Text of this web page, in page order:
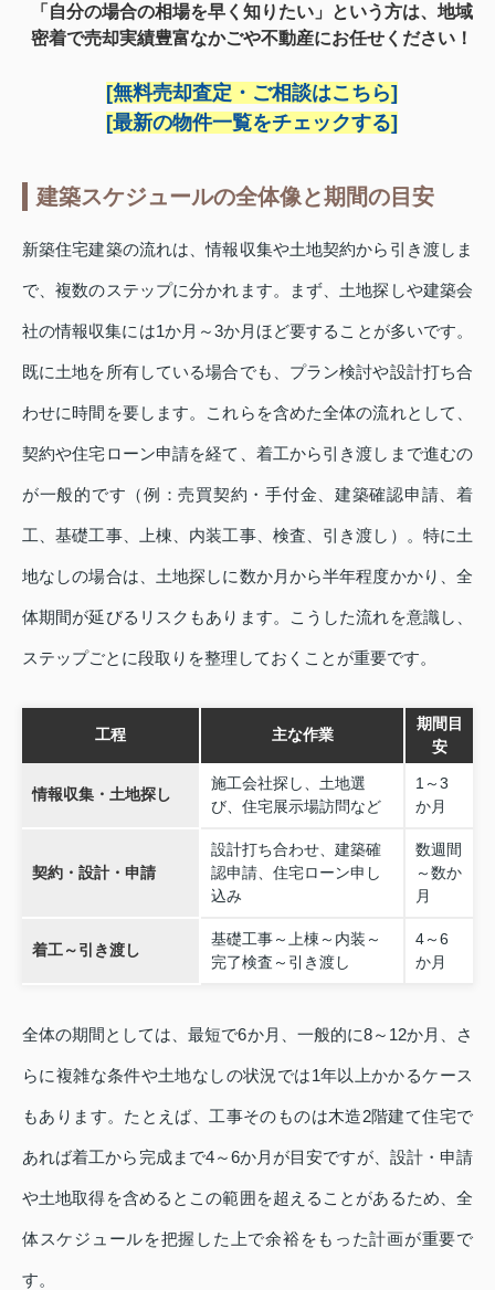
「自分の場合の相場を早く知りたい」という方は、地域
密着で売却実績豊富なかごや不動産にお任せください！
[無料売却査定・ご相談はこちら]
[最新の物件一覧をチェックする]
建築スケジュールの全体像と期間の目安
新築住宅建築の流れは、情報収集や土地契約から引き渡しま
で、複数のステップに分かれます。まず、土地探しや建築会
社の情報収集には1か月～3か月ほど要することが多いです。
既に土地を所有している場合でも、プラン検討や設計打ち合
わせに時間を要します。これらを含めた全体の流れとして、
契約や住宅ローン申請を経て、着工から引き渡しまで進むの
が一般的です（例：売買契約・手付金、建築確認申請、着
工、基礎工事、上棟、内装工事、検査、引き渡し）。特に土
地なしの場合は、土地探しに数か月から半年程度かかり、全
体期間が延びるリスクもあります。こうした流れを意識し、
ステップごとに段取りを整理しておくことが重要です。
工程 主な作業
期間目
安
情報収集・土地探し
施工会社探し、土地選
び、住宅展示場訪問など
1～3
か月
契約・設計・申請
設計打ち合わせ、建築確
認申請、住宅ローン申し
込み
数週間
～数か
月
着工～引き渡し
基礎工事～上棟～内装～
完了検査～引き渡し
4～6
か月
全体の期間としては、最短で6か月、一般的に8～12か月、さ
らに複雑な条件や土地なしの状況では1年以上かかるケース
もあります。たとえば、工事そのものは木造2階建て住宅で
あれば着工から完成まで4～6か月が目安ですが、設計・申請
や土地取得を含めるとこの範囲を超えることがあるため、全
体スケジュールを把握した上で余裕をもった計画が重要で
す。